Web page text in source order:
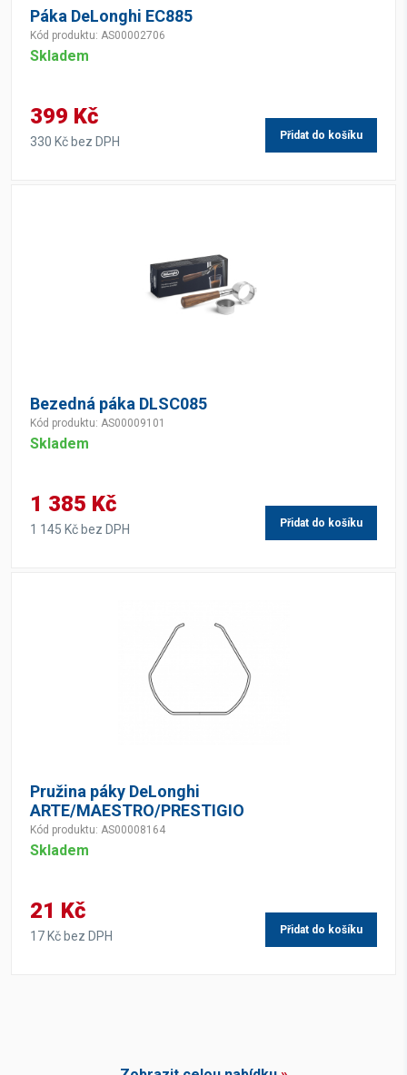
Páka DeLonghi EC885
Kód produktu: AS00002706
Skladem
399 Kč
330 Kč bez DPH Přidat do košíku
Bezedná páka DLSC085
Kód produktu: AS00009101
Skladem
1 385 Kč
1 145 Kč bez DPH Přidat do košíku
Pružina páky DeLonghi
ARTE/MAESTRO/PRESTIGIO
Kód produktu: AS00008164
Skladem
21 Kč
17 Kč bez DPH Přidat do košíku